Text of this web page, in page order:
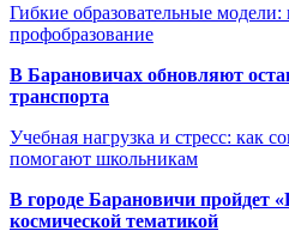
Гибкие образовательные
профобразование
В Барановичах обновляют
транспорта
Учебная нагрузка и стресс: как
помогают школьникам
В городе Барановичи пройдет
космической тематикой